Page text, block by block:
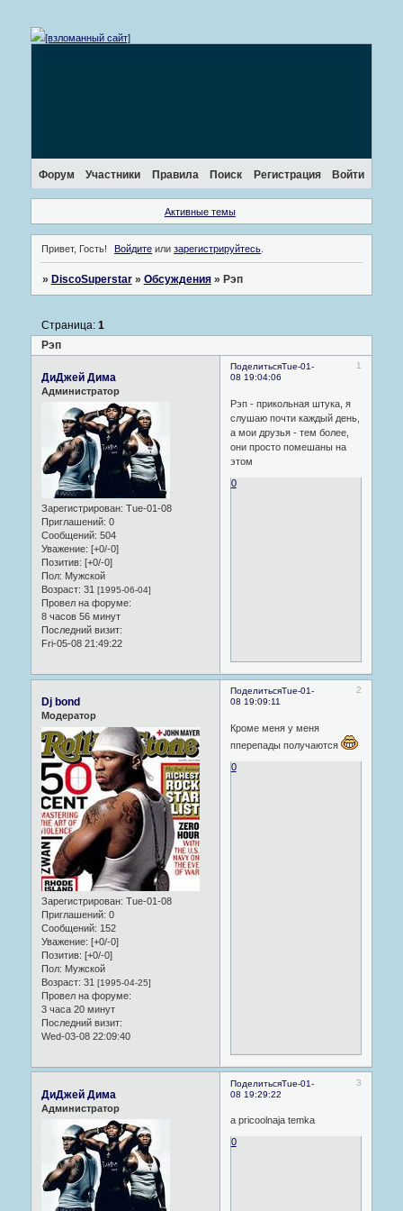
[взломанный сайт]
Форум Участники Правила Поиск Регистрация Войти
Активные темы
Привет, Гость! Войдите илизарегистрируйтесь
» DiscoSuperstar » Обсуждения » Рэп
Рэп
Страница: 1
Поделиться 1
Tue-01-
08 19:04:06
ДиДжей Дима
Администратор
Зарегистрирован: Tue-01-08
Приглашений: 0
Сообщений: 504
Уважение: [+0/-0]
Позитив: [+0/-0]
Пол: Мужской
Возраст: 31 [1995-06-04]
Провел на форуме:
8 часов 56 минут
Последний визит:
Fri-05-08 21:49:22
Рэп - прикольная штука, я
слушаю почти каждый день,
а мои друзья - тем более,
они просто помешаны на
этом
0
Поделиться 2
Tue-01-
08 19:09:11
Dj bond
Модератор
Зарегистрирован: Tue-01-08
Приглашений: 0
Сообщений: 152
Уважение: [+0/-0]
Позитив: [+0/-0]
Пол: Мужской
Возраст: 31 [1995-04-25]
Провел на форуме:
3 часа 20 минут
Последний визит:
Wed-03-08 22:09:40
Кроме меня у меня
пперепады получаются
0
Поделиться 3
Tue-01-
08 19:29:22
ДиДжей Дима
Администратор
a pricoolnaja temka
0